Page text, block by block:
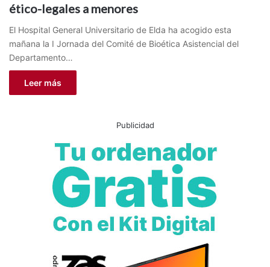
ético-legales a menores
El Hospital General Universitario de Elda ha acogido esta
mañana la I Jornada del Comité de Bioética Asistencial del
Departamento…
Leer más
Publicidad